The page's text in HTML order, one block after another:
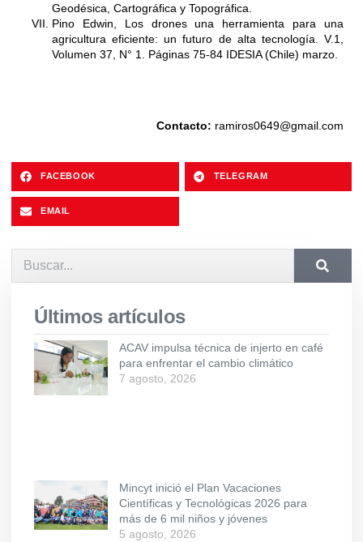
Geodésica, Cartográfica y Topográfica.
Pino Edwin, Los drones una herramienta para una
agricultura eficiente: un futuro de alta tecnología. V.1,
Volumen 37, N° 1. Páginas 75-84 IDESIA (Chile) marzo.
Contacto: ramiros0649@gmail.com
FACEBOOK TELEGRAM
EMAIL
Últimos artículos
ACAV impulsa técnica de injerto en café
para enfrentar el cambio climático
7 agosto, 2026
Mincyt inició el Plan Vacaciones
Científicas y Tecnológicas 2026 para
más de 6 mil niños y jóvenes
5 agosto, 2026